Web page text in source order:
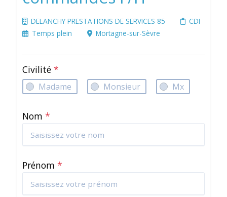
DELANCHY PRESTATIONS DE SERVICES 85
CDI
Temps plein
Mortagne-sur-Sèvre
Civilité *
Madame Monsieur Mx
Nom *
Prénom *